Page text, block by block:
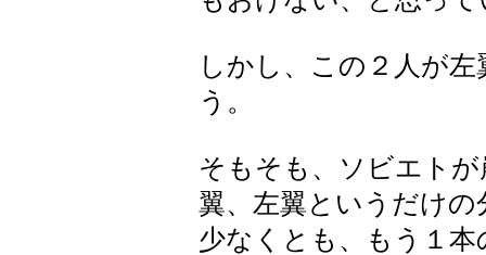
しかし、この２人が
う。
そもそも、ソビエト
翼、左翼というだけ
少なくとも、もう１